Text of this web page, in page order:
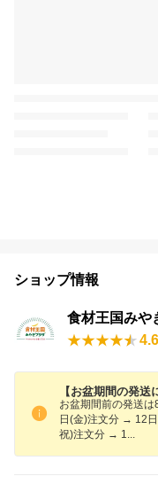
ショップ情報
食材王国みや
【お盆期間の発送
お盆期間前の発送
日(金)注文分 → 12
祝)注文分 → 1